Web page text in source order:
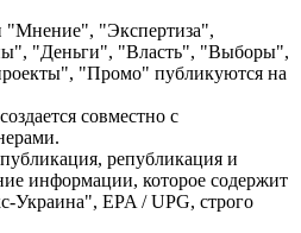
"Мнение", "Экспертиза",
"Деньги", "Власть", "Выборы",
"Промо" публикуются на
совместно с
републикация и
информации, которое содержит
Украина", EPA / UPG, строго